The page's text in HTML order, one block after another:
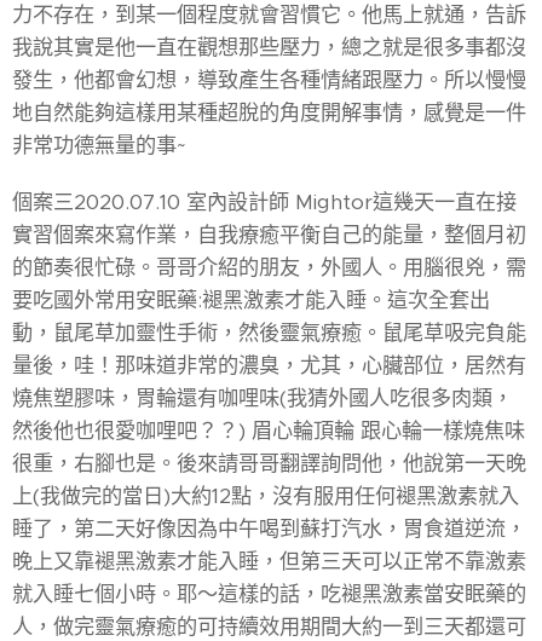
力不存在，到某一個程度就會習慣它。他馬上就通，告訴
我說其實是他一直在觀想那些壓力，總之就是很多事都沒
發生，他都會幻想，導致產生各種情緒跟壓力。所以慢慢
地自然能夠這樣用某種超脫的角度開解事情，感覺是一件
非常功德無量的事~
個案三2020.07.10 室內設計師 Mightor這幾天一直在接
實習個案來寫作業，自我療癒平衡自己的能量，整個月初
的節奏很忙碌。哥哥介紹的朋友，外國人。用腦很兇，需
要吃國外常用安眠藥:褪黑激素才能入睡。這次全套出
動，鼠尾草加靈性手術，然後靈氣療癒。鼠尾草吸完負能
量後，哇！那味道非常的濃臭，尤其，心臟部位，居然有
燒焦塑膠味，胃輪還有咖哩味(我猜外國人吃很多肉類，
然後他也很愛咖哩吧？？) 眉心輪頂輪 跟心輪一樣燒焦味
很重，右腳也是。後來請哥哥翻譯詢問他，他說第一天晚
上(我做完的當日)大約12點，沒有服用任何褪黑激素就入
睡了，第二天好像因為中午喝到蘇打汽水，胃食道逆流，
晚上又靠褪黑激素才能入睡，但第三天可以正常不靠激素
就入睡七個小時。耶～這樣的話，吃褪黑激素當安眠藥的
人，做完靈氣療癒的可持續效用期間大約一到三天都還可